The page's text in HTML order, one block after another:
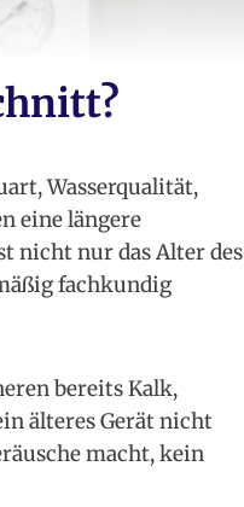
Wasserqualität,
eine längere
nicht nur das Alter des
fachkundig
bereits Kalk,
älteres Gerät nicht
macht, kein